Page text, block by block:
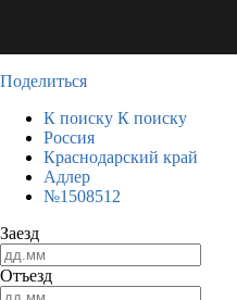
Поделиться
К поиску К поиску
Россия
Краснодарский край
Адлер
№1508512
Заезд
Отъезд